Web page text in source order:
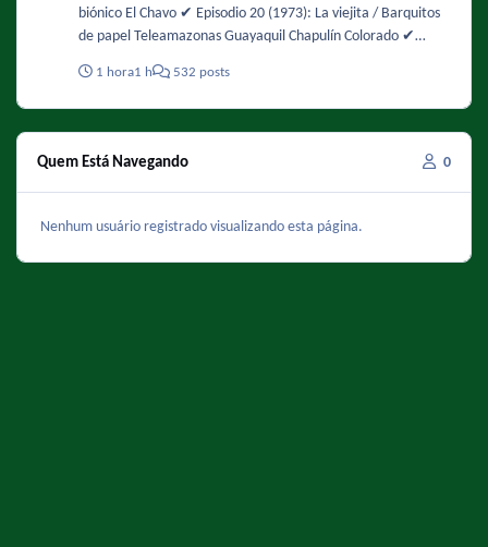
biónico El Chavo ✔️ Episodio 20 (1973): La viejita / Barquitos
de papel Teleamazonas Guayaquil Chapulín Colorado ✔️
Chavo ✔️ Episodio 106 (1976): Barriendo el patio
1 hora1 h 532 posts
Quem Está Navegando 0
Nenhum usuário registrado visualizando esta página.